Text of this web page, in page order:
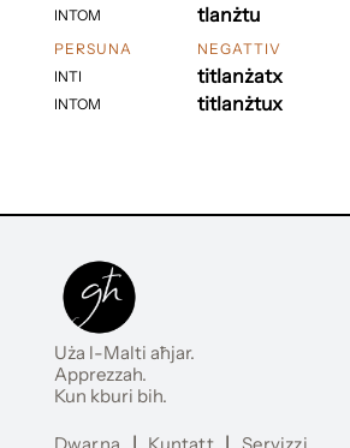
INTOM
tlanżtu
PERSUNA
INTI
INTOM
NEGATTIV
titlanżatx
titlanżtux
Uża l-Malti aħjar.
Apprezzah.
Kun kburi bih.